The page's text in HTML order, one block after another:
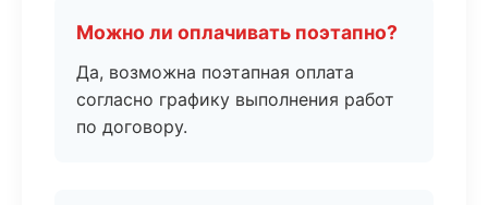
Можно ли оплачивать поэтапно?
Да, возможна поэтапная оплата
согласно графику выполнения работ
по договору.